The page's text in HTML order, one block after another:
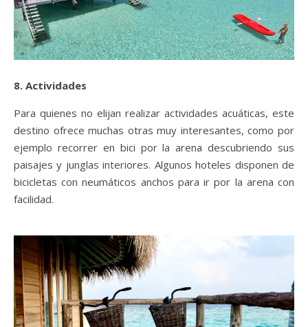
8. Actividades
Para quienes no elijan realizar actividades acuáticas, este
destino ofrece muchas otras muy interesantes, como por
ejemplo recorrer en bici por la arena descubriendo sus
paisajes y junglas interiores. Algunos hoteles disponen de
bicicletas con neumáticos anchos para ir por la arena con
facilidad.